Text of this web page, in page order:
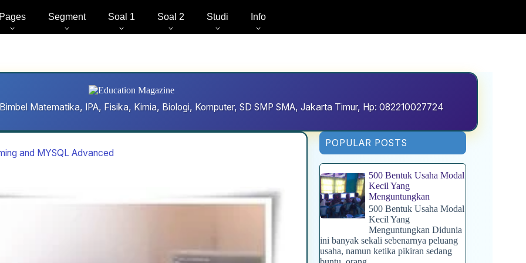
Pages Segment Soal 1 Soal 2 Studi Info
Matematika, IPA, Fisika, Kimia, Biologi, Komputer, SD SMP SMA, Jakarta Timur, Hp: 082210027724
and MYSQL Advanced
POPULAR POSTS
500 Bentuk Usaha Modal
Kecil Yang
Menguntungkan
500 Bentuk Usaha Modal
Kecil Yang
Menguntungkan Didunia
ini banyak sekali sebenarnya peluang
usaha, namun ketika pikiran sedang